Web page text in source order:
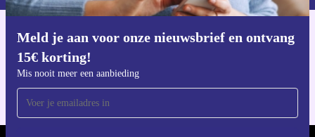
voetafdruk. Tijd om je volgende wintersportavontuur te
starten – op een board dat klaar is voor actie!
Meld je aan voor onze nieuwsbrief en ontvang
15€ korting!
Mis nooit meer een aanbieding
Download de refurbed app